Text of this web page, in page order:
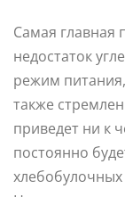
Самая главная
недостаток
режим питания,
также
приведет ни к
постоянно